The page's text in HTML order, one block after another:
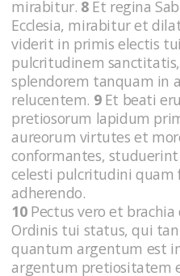
mirabitur. 8Et regina
Ecclesia, mirabitur et
viderit in primis electis
pulcritudinem
splendorem tanquam in
relucentem. 9Et beati
pretiosorum lapidum
aureorum virtutes et
conformantes,
celesti pulcritudini quam
adherendo.
10Pectus vero et
Ordinis tui status, qui
quantum argentum est
argentum pretiositatem